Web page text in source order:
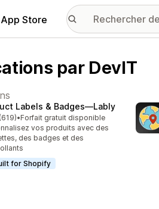
Store
par DevIT
Labels & Badges—Lably
sur 5
au total
•Forfait gratuit disponible
vos produits avec des
des badges et des
for Shopify